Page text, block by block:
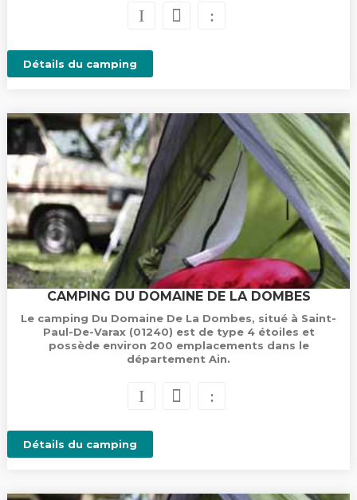
Détails du camping
CAMPING DU DOMAINE DE LA DOMBES
Le camping Du Domaine De La Dombes, situé à Saint-
Paul-De-Varax (01240) est de type 4 étoiles et
possède environ 200 emplacements dans le
département Ain.
Détails du camping